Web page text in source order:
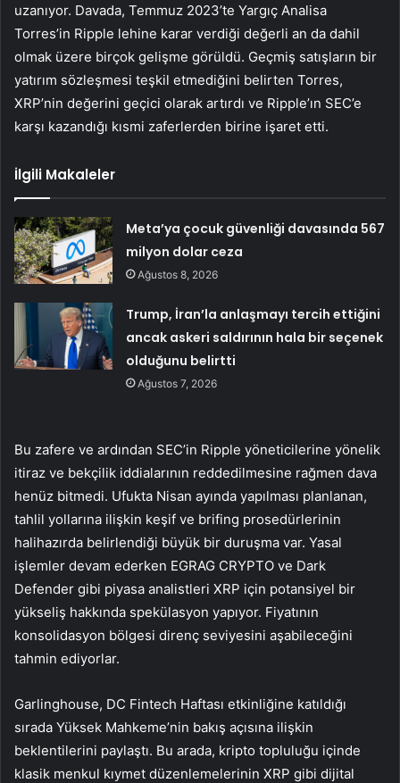
uzanıyor. Davada, Temmuz 2023’te Yargıç Analisa
Torres’in Ripple lehine karar verdiği değerli an da dahil
olmak üzere birçok gelişme görüldü. Geçmiş satışların bir
yatırım sözleşmesi teşkil etmediğini belirten Torres,
XRP’nin değerini geçici olarak artırdı ve Ripple’ın SEC’e
karşı kazandığı kısmi zaferlerden birine işaret etti.
İlgili Makaleler
Meta’ya çocuk güvenliği davasında 567
milyon dolar ceza
Ağustos 8, 2026
Trump, İran’la anlaşmayı tercih ettiğini
ancak askeri saldırının hala bir seçenek
olduğunu belirtti
Ağustos 7, 2026
Bu zafere ve ardından SEC’in Ripple yöneticilerine yönelik
itiraz ve bekçilik iddialarının reddedilmesine rağmen dava
henüz bitmedi. Ufukta Nisan ayında yapılması planlanan,
tahlil yollarına ilişkin keşif ve brifing prosedürlerinin
halihazırda belirlendiği büyük bir duruşma var. Yasal
işlemler devam ederken EGRAG CRYPTO ve Dark
Defender gibi piyasa analistleri XRP için potansiyel bir
yükseliş hakkında spekülasyon yapıyor. Fiyatının
konsolidasyon bölgesi direnç seviyesini aşabileceğini
tahmin ediyorlar.
Garlinghouse, DC Fintech Haftası etkinliğine katıldığı
sırada Yüksek Mahkeme’nin bakış açısına ilişkin
beklentilerini paylaştı. Bu arada, kripto topluluğu içinde
klasik menkul kıymet düzenlemelerinin XRP gibi dijital